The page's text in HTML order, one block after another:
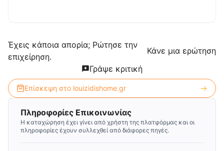
Έχεις κάποια απορία; Ρώτησε την
επιχείρηση.
Κάνε μια ερώτηση
Γράψε κριτική
Επίσκεψη στο louizidishome.gr
Πληροφορίες Επικοινωνίας
Η καταχώρηση έχει γίνει από χρήστη της πλατφόρμας και οι
πληροφορίες έχουν συλλεχθεί από διάφορες πηγές.